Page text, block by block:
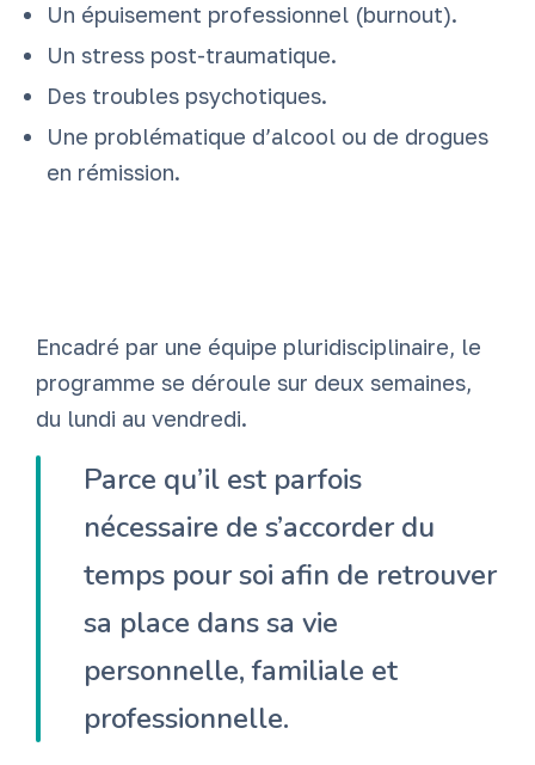
Un épuisement professionnel (burnout).
Un stress post-traumatique.
Des troubles psychotiques.
Une problématique d’alcool ou de drogues
en rémission.
Encadré par une équipe pluridisciplinaire, le
programme se déroule sur deux semaines,
du lundi au vendredi.
Parce qu’il est parfois
nécessaire de s’accorder du
temps pour soi afin de retrouver
sa place dans sa vie
personnelle, familiale et
professionnelle.